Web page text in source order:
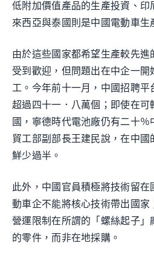
低附加價值產品的生產投資、印
來西亞與泰國則是中國電動車生
由於這些國家都希望生產較先進
受到歡迎，但問題出在中企一開
工。今年前十一月，中國招聘平
超過四十一．八萬個；即使在可
國，寧德時代電池廠仍有二十
貿工部副部長王建民說，在中
鮮少過半。
此外，中國官員積極將技術留
動車企不能將核心技術帶出國家
營運限制在所謂的「螺絲起子」
的零件，而非在地採購。